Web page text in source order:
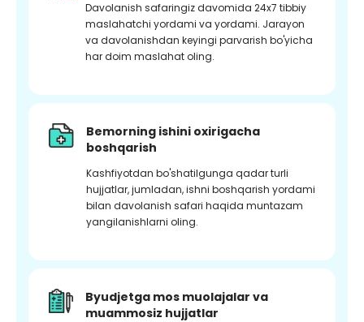
Davolanish safaringiz davomida 24x7 tibbiy
maslahatchi yordami va yordami. Jarayon
va davolanishdan keyingi parvarish bo'yicha
har doim maslahat oling.
Bemorning ishini oxirigacha
boshqarish
Kashfiyotdan bo'shatilgunga qadar turli
hujjatlar, jumladan, ishni boshqarish yordami
bilan davolanish safari haqida muntazam
yangilanishlarni oling.
Byudjetga mos muolajalar va
muammosiz hujjatlar